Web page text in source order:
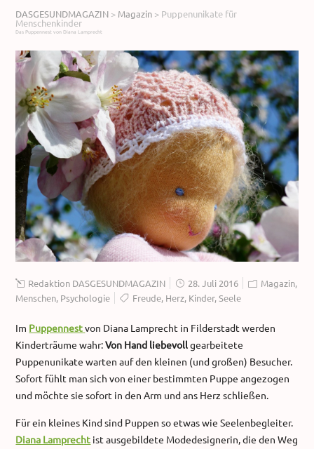
DASGESUNDMAGAZIN > Magazin > Puppenunikate für
Menschenkinder
Das Puppennest von Diana Lamprecht
Redaktion DASGESUNDMAGAZIN 28. Juli 2016 Magazin,
Menschen, Psychologie Freude, Herz, Kinder,Seele
Im Puppennestvon Diana Lamprecht in Filderstadt werden
Kinderträume wahr:Von Hand liebevollgearbeitete
Puppenunikate warten auf den kleinen (und großen) Besucher.
Sofort fühlt man sich von einer bestimmten Puppe angezogen
und möchte sie sofort in den Arm und ans Herz schließen.
Für ein kleines Kind sind Puppen so etwas wie Seelenbegleiter.
Diana Lamprecht ist ausgebildete Modedesignerin, die den Weg